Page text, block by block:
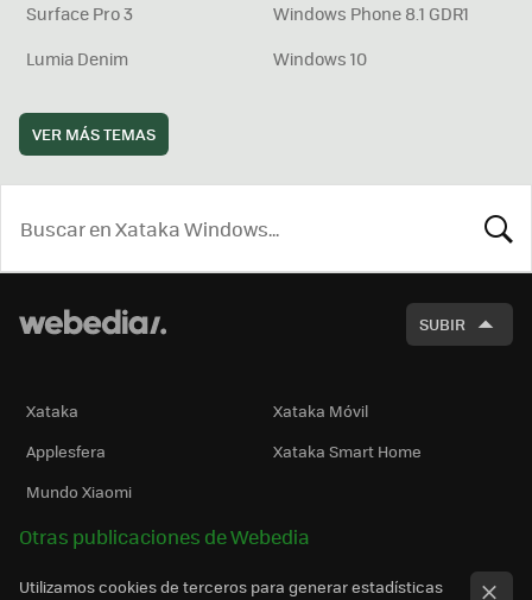
Surface Pro 3
Windows Phone 8.1 GDR1
Lumia Denim
Windows 10
VER MÁS TEMAS
SUBIR
Xataka
Xataka Móvil
Applesfera
Xataka Smart Home
Mundo Xiaomi
Otras publicaciones de Webedia
Utilizamos cookies de terceros para generar estadísticas